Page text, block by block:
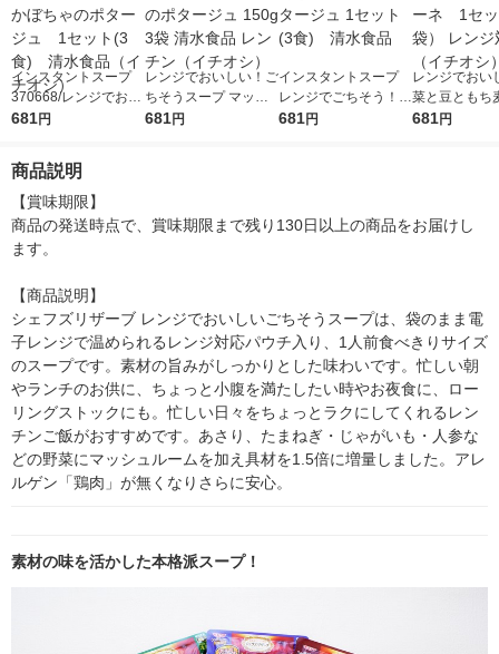
インスタントスープ
370668/レンジでおい
しい かぼちゃのポタ
シ）
681円
レンジでおいしい！ご
ちそうスープ マッシ
ュルームのポタージュ
681円
インスタントスープ
レンジでごちそう！
コーンのポタージュ 1
681円
レンジでお
菜と豆ともち
ストローネ
681円
商品説明
【賞味期限】
商品の発送時点で、賞味期限まで残り130日以上の商品をお届けし
ます。
【商品説明】
シェフズリザーブ レンジでおいしいごちそうスープは、袋のまま電
子レンジで温められるレンジ対応パウチ入り、1人前食べきりサイズ
のスープです。素材の旨みがしっかりとした味わいです。忙しい朝
やランチのお供に、ちょっと小腹を満たしたい時やお夜食に、ロー
リングストックにも。忙しい日々をちょっとラクにしてくれるレン
チンご飯がおすすめです。あさり、たまねぎ・じゃがいも・人参な
どの野菜にマッシュルームを加え具材を1.5倍に増量しました。アレ
ルゲン「鶏肉」が無くなりさらに安心。
素材の味を活かした本格派スープ！